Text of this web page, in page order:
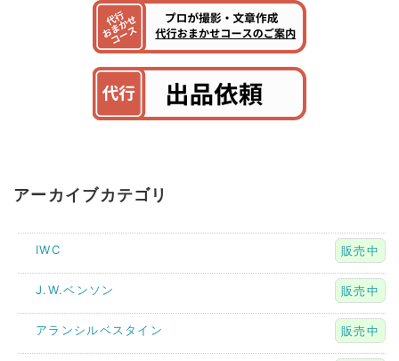
アーカイブカテゴリ
IWC 販売中
J.W.ベンソン 販売中
アランシルベスタイン 販売中